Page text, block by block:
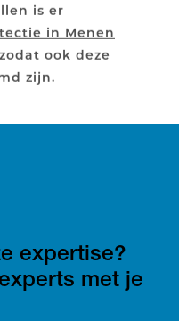
is er
in Menen
ook deze
zijn.
expertise?
met je